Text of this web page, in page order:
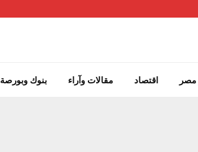
مصر اقتصاد مقالات وآراء بنوك وبورصة